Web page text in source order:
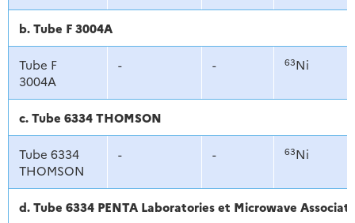
b. Tube F 3004A
Tube F
3004A
- - 63Ni
c. Tube 6334 THOMSON
Tube 6334
THOMSON
- - 63Ni
d. Tube 6334 PENTA Laboratories et Microwave